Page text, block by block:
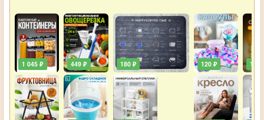
1 045 ₽ 449 ₽ 180 ₽ 120 ₽ 129